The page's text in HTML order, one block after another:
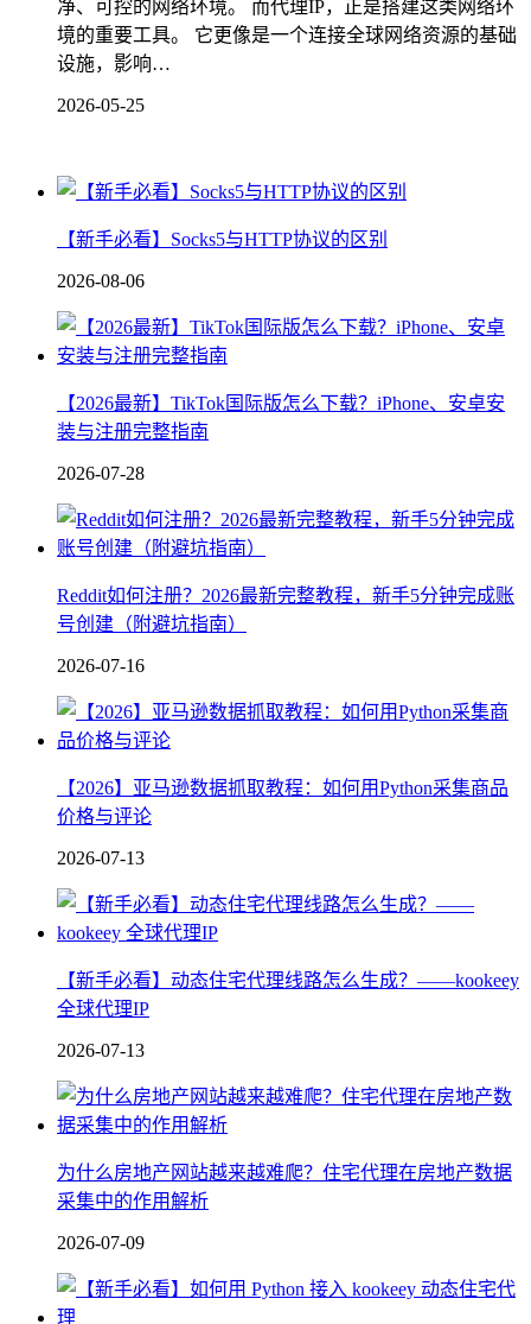
净、可控的网络环境。 而代理IP，正是搭建这类网络环
境的重要工具。 它更像是一个连接全球网络资源的基础
设施，影响…
2026-05-25
【新手必看】Socks5与HTTP协议的区别
2026-08-06
【2026最新】TikTok国际版怎么下载？iPhone、安卓安
装与注册完整指南
2026-07-28
Reddit如何注册？2026最新完整教程，新手5分钟完成账
号创建（附避坑指南）
2026-07-16
【2026】亚马逊数据抓取教程：如何用Python采集商品
价格与评论
2026-07-13
【新手必看】动态住宅代理线路怎么生成？——kookeey
全球代理IP
2026-07-13
为什么房地产网站越来越难爬？住宅代理在房地产数据
采集中的作用解析
2026-07-09